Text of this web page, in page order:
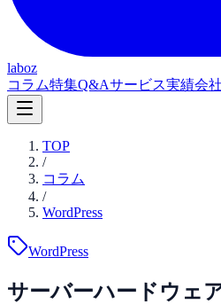
laboz
コラム特集Q&Aサービス実績会
TOP
/
コラム
/
WordPress
WordPress
サーバーハードウェ